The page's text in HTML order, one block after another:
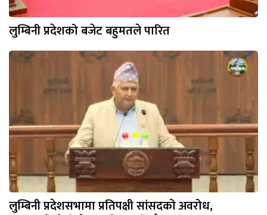
लुम्बिनी प्रदेशको बजेट बहुमतले पारित
लुम्बिनी प्रदेशसभामा प्रतिपक्षी सांसदको अवरोध,